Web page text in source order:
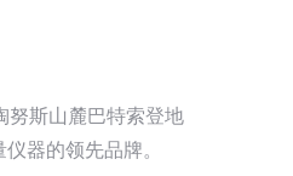
努斯山麓巴特索登地
器的领先品牌。